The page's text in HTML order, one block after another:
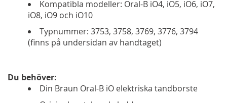
Kompatibla modeller: Oral-B iO4, iO5, iO6, iO7,
iO8, iO9 och iO10
Typnummer: 3753, 3758, 3769, 3776, 3794
(finns på undersidan av handtaget)
Du behöver:
Din Braun Oral-B iO elektriska tandborste